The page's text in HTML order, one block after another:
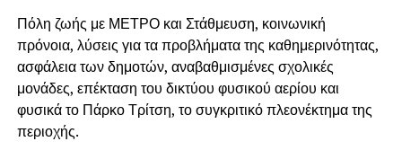
Πόλη ζωής με ΜΕΤΡΟ και Στάθμευση, κοινωνική
πρόνοια, λύσεις για τα προβλήματα της καθημερινότητας,
ασφάλεια των δημοτών, αναβαθμισμένες σχολικές
μονάδες, επέκταση του δικτύου φυσικού αερίου και
φυσικά το Πάρκο Τρίτση, το συγκριτικό πλεονέκτημα της
περιοχής.